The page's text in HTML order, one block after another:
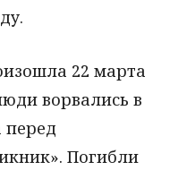
22 марта
ворвались в
перед
Погибли